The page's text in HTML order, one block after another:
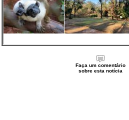
Faça um comentário
sobre esta notícia